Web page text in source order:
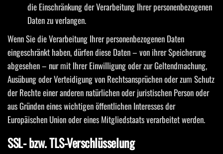
die Einschränkung der Verarbeitung Ihrer personenbezogenen
Daten zu verlangen.
Wenn Sie die Verarbeitung Ihrer personenbezogenen Daten
eingeschränkt haben, dürfen diese Daten – von ihrer Speicherung
abgesehen – nur mit Ihrer Einwilligung oder zur Geltendmachung,
Ausübung oder Verteidigung von Rechtsansprüchen oder zum Schutz
der Rechte einer anderen natürlichen oder juristischen Person oder
aus Gründen eines wichtigen öffentlichen Interesses der
Europäischen Union oder eines Mitgliedstaats verarbeitet werden.
SSL- bzw. TLS-Verschlüsselung